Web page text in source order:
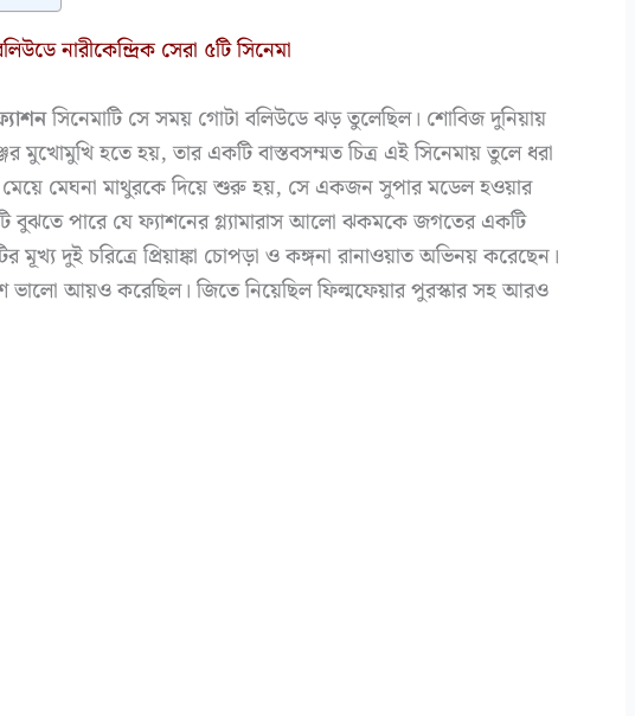
নারীকেন্দ্রিক সেরা ৫টি সিনেমা
সিনেমাটি সে সময় গোটা বলিউডে ঝড় তুলেছিল। শোবিজ দুনিয়ায়
মুখোমুখি হতে হয়, তার একটি বাস্তবসম্মত চিত্র এই সিনেমায় তুলে ধরা
মেঘনা মাথুরকে দিয়ে শুরু হয়, সে একজন সুপার মডেল হওয়ার
বুঝতে পারে যে ফ্যাশনের গ্ল্যামারাস আলো ঝকমকে জগতের একটি
মূখ্য দুই চরিত্রে প্রিয়াঙ্কা চোপড়া ও কঙ্গনা রানাওয়াত অভিনয় করেছেন।
ভালো আয়ও করেছিল। জিতে নিয়েছিল ফিল্মফেয়ার পুরস্কার সহ আরও